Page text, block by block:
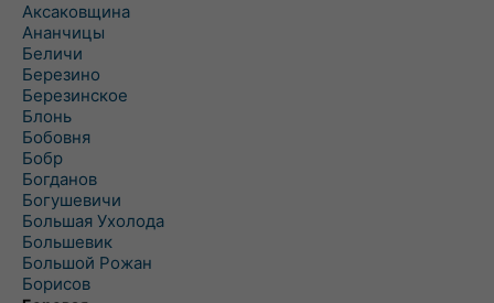
Аксаковщина
Ананчицы
Беличи
Березино
Березинское
Блонь
Бобовня
Бобр
Богданов
Богушевичи
Большая Ухолода
Большевик
Большой Рожан
Борисов